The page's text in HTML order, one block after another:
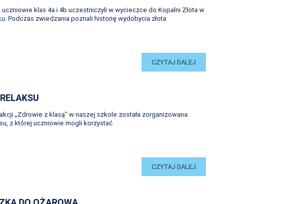
uczniowie klas 4a i 4b uczestniczyli w wycieczce do Kopalni Złota w
Podczas zwiedzania poznali historię wydobycia złota
CZYTAJ DALEJ
„Zdrowie z klasą” w naszej szkole została zorganizowana
z której uczniowie mogli korzystać
CZYTAJ DALEJ